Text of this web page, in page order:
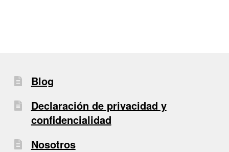
Blog
Declaración de privacidad y
confidencialidad
Nosotros